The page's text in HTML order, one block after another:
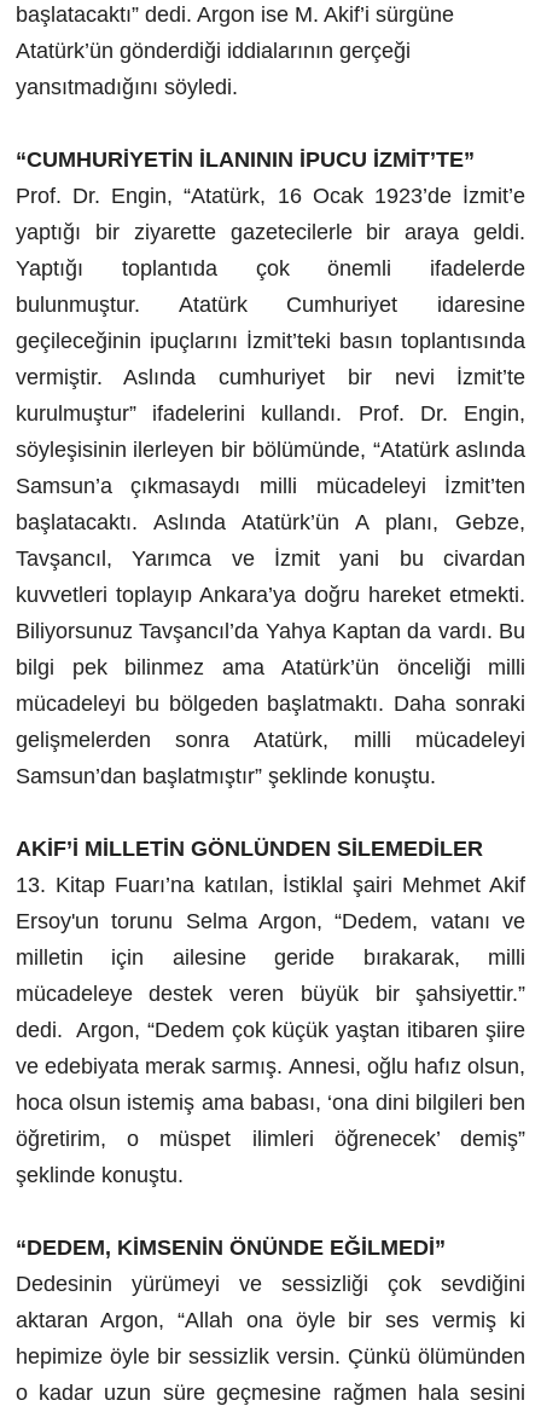
başlatacaktı” dedi. Argon ise M. Akif’i sürgüne
Atatürk’ün gönderdiği iddialarının gerçeği
yansıtmadığını söyledi.
“CUMHURİYETİN İLANININ İPUCU İZMİT’TE”
Prof. Dr. Engin, “Atatürk, 16 Ocak 1923’de İzmit’e
yaptığı bir ziyarette gazetecilerle bir araya geldi.
Yaptığı toplantıda çok önemli ifadelerde
bulunmuştur. Atatürk Cumhuriyet idaresine
geçileceğinin ipuçlarını İzmit’teki basın toplantısında
vermiştir. Aslında cumhuriyet bir nevi İzmit’te
kurulmuştur” ifadelerini kullandı. Prof. Dr. Engin,
söyleşisinin ilerleyen bir bölümünde, “Atatürk aslında
Samsun’a çıkmasaydı milli mücadeleyi İzmit’ten
başlatacaktı. Aslında Atatürk’ün A planı, Gebze,
Tavşancıl, Yarımca ve İzmit yani bu civardan
kuvvetleri toplayıp Ankara’ya doğru hareket etmekti.
Biliyorsunuz Tavşancıl’da Yahya Kaptan da vardı. Bu
bilgi pek bilinmez ama Atatürk’ün önceliği milli
mücadeleyi bu bölgeden başlatmaktı. Daha sonraki
gelişmelerden sonra Atatürk, milli mücadeleyi
Samsun’dan başlatmıştır” şeklinde konuştu.
AKİF’İ MİLLETİN GÖNLÜNDEN SİLEMEDİLER
13. Kitap Fuarı’na katılan, İstiklal şairi Mehmet Akif
Ersoy'un torunu Selma Argon, “Dedem, vatanı ve
milletin için ailesine geride bırakarak, milli
mücadeleye destek veren büyük bir şahsiyettir.”
dedi. Argon, “Dedem çok küçük yaştan itibaren şiire
ve edebiyata merak sarmış. Annesi, oğlu hafız olsun,
hoca olsun istemiş ama babası, ‘ona dini bilgileri ben
öğretirim, o müspet ilimleri öğrenecek’ demiş”
şeklinde konuştu.
“DEDEM, KİMSENİN ÖNÜNDE EĞİLMEDİ”
Dedesinin yürümeyi ve sessizliği çok sevdiğini
aktaran Argon, “Allah ona öyle bir ses vermiş ki
hepimize öyle bir sessizlik versin. Çünkü ölümünden
o kadar uzun süre geçmesine rağmen hala sesini